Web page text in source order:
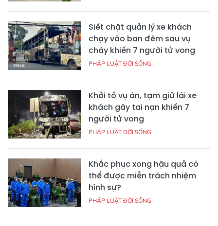
Siết chặt quản lý xe khách
chạy vào ban đêm sau vụ
cháy khiến 7 người tử vong
PHÁP LUẬT ĐỜI SỐNG
Khởi tố vụ án, tạm giữ lái xe
khách gây tai nạn khiến 7
người tử vong
PHÁP LUẬT ĐỜI SỐNG
Khắc phục xong hậu quả có
thể được miễn trách nhiệm
hình sự?
PHÁP LUẬT ĐỜI SỐNG